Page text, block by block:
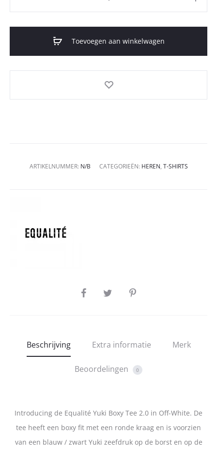
Toevoegen aan winkelwagen
ARTIKELNUMMER: N/B CATEGORIEËN: HEREN, T-SHIRTS
SHARE
Beschrijving Extra informatie Merk
Beoordelingen 0
Introducing de Equalité Yuki Boxy Tee 2.0 in Off-White. De
tee heeft een boxy fit met een ronde kraag en is voorzien
van een blauw / zwart Yuki zeefdruk op de borst en op de